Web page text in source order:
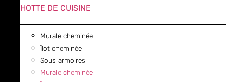
HOTTE DE CUISINE
Murale cheminée
Îlot cheminée
Sous armoires
Murale cheminée